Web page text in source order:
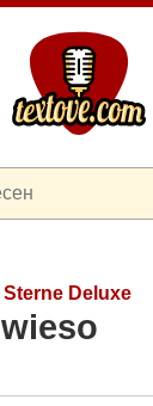
Sterne Deluxe